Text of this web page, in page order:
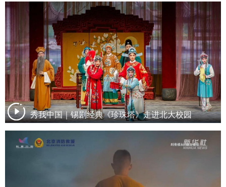
秀我中国｜锡剧经典《珍珠塔》走进北大校园